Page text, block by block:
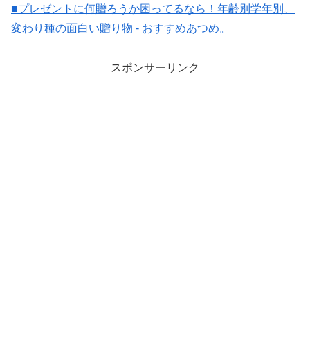
■プレゼントに何贈ろうか困ってるなら！年齢別学年別、
変わり種の面白い贈り物 - おすすめあつめ。
スポンサーリンク